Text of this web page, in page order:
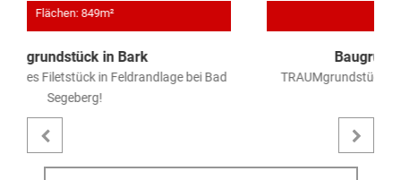
Baugrundstück in Hamburg
TRAUMgrundstück in den Hamburg-Walddördern!!!